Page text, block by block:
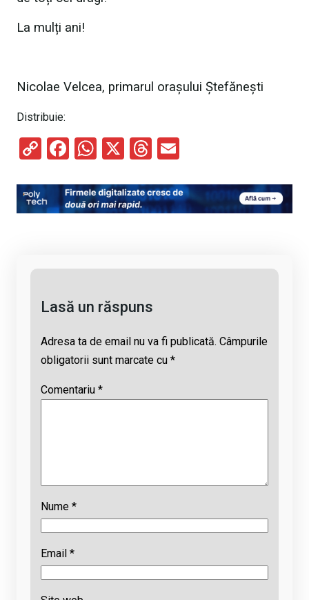
La mulți ani!
Nicolae Velcea, primarul orașului Ștefănești
Distribuie:
C
py
Li
F
ce
b
W
at
s
X
T
e
a
ail
Lasă un răspuns
Adresa ta de email nu va fi publicată. Câmpurile
obligatorii sunt marcate cu *
Comentariu *
Nume *
Email *